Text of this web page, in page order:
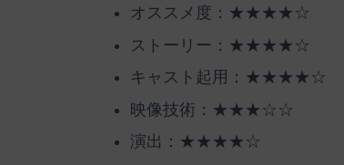
オススメ度：★★★★☆
ストーリー：★★★★☆
キャスト起用：★★★★☆
映像技術：★★★☆☆
演出：★★★★☆